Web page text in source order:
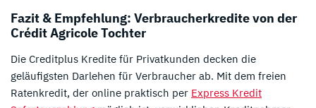
Fazit & Empfehlung: Verbraucherkredite von der
Crédit Agricole Tochter
Die Creditplus Kredite für Privatkunden decken die
geläufigsten Darlehen für Verbraucher ab. Mit dem freien
Ratenkredit, der online praktisch per Express Kredit